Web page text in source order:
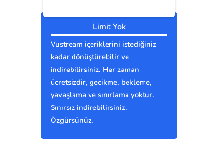
Limit Yok
Vustream içeriklerini istediğiniz
kadar dönüştürebilir ve
indirebilirsiniz. Her zaman
ücretsizdir, gecikme, bekleme,
yavaşlama ve sınırlama yoktur.
Sınırsız indirebilirsiniz.
Özgürsünüz.